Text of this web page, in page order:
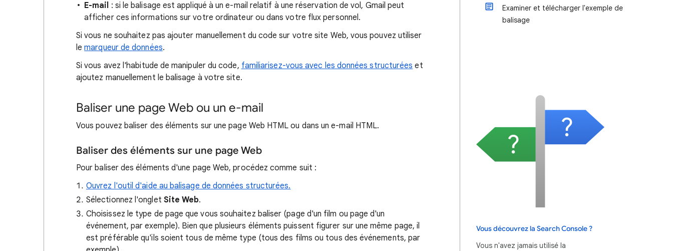
E-mail : si le balisage est appliqué à un e-mail relatif à une réservation de vol, Gmail peut
afficher ces informations sur votre ordinateur ou dans votre flux personnel.
Si vous ne souhaitez pas ajouter manuellement du code sur votre site Web, vous pouvez utiliser
lemarqueur de données.
Si vous avez l'habitude de manipuler du code, familiarisez-vous avec les données structurées et
ajoutez manuellement le balisage à votre site.
Baliser une page Web ou un e-mail
Vous pouvez baliser des éléments sur une page Web HTML ou dans un e-mail HTML.
Baliser des éléments sur une page Web
Pour baliser des éléments d'une page Web, procédez comme suit :
Ouvrez l'outil d'aide au balisage de données structurées.
Sélectionnez l'onglet Site Web.
Choisissez le type de page que vous souhaitez baliser (page d'un film ou page d'un
événement, par exemple). Bien que plusieurs éléments puissent figurer sur une même page, il
est préférable qu'ils soient tous de même type (tous des films ou tous des événements, par
Examiner et télécharger l'exemple de
balisage
Vous découvrez la Search Console ?
Vous n'avez jamais utilisé la